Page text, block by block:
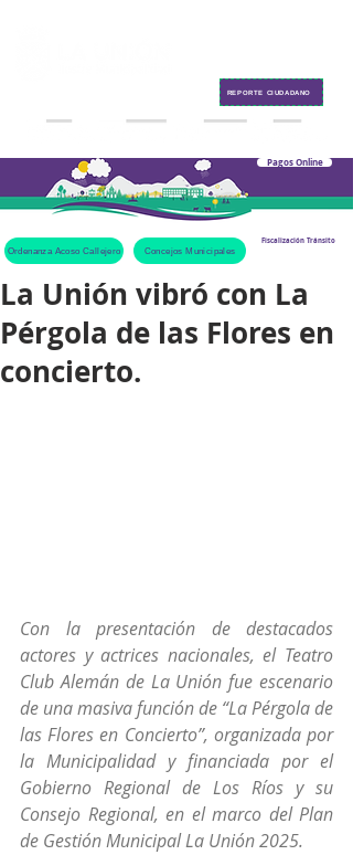
Pagos Online
Ordenanza Acoso Callejero Concejos Municipales
Fiscalización Tránsito
REPORTE CIUDADANO
La Unión vibró con La
Pérgola de las Flores en
concierto.
Con la presentación de destacados
actores y actrices nacionales, el Teatro
Club Alemán de La Unión fue escenario
de una masiva función de “La Pérgola de
las Flores en Concierto”, organizada por
la Municipalidad y financiada por el
Gobierno Regional de Los Ríos y su
Consejo Regional, en el marco del Plan
de Gestión Municipal La Unión 2025.